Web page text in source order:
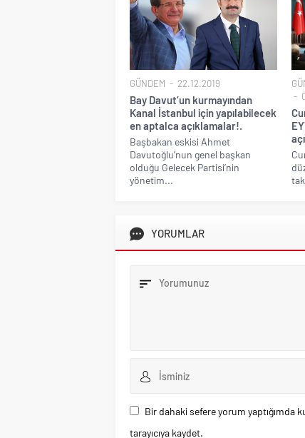
GÜNDEM 22.12.2019
Bay Davut’un kurmayından
Kanal İstanbul için yapılabilecek
en aptalca açıklamalar!.
Başbakan eskisi Ahmet
Davutoğlu’nun genel başkan
olduğu Gelecek Partisi’nin
yönetim...
YORUMLAR
Bir dahaki sefere yorum yaptığımda
tarayıcıya kaydet.